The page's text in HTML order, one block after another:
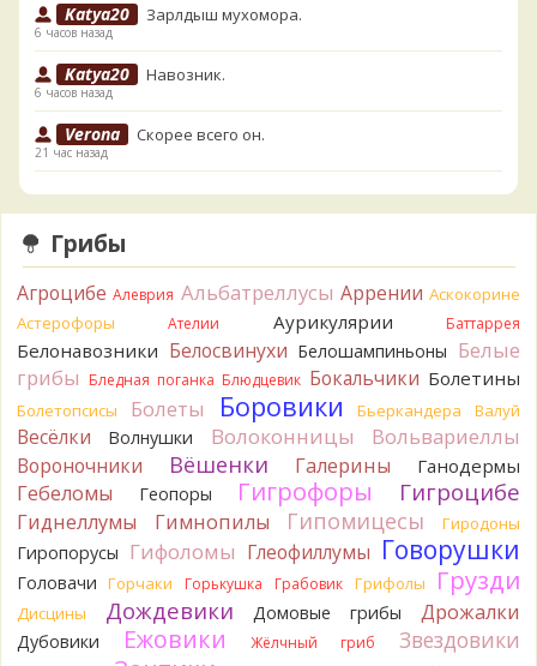
Katya20 Зарлдыш мухомора.
6 часов назад
Katya20 Навозник.
6 часов назад
Verona Скорее всего он.
21 час назад
Verona
Что-то из рядовок. Цвета на фото вряд ли
переданы правильно.
21 час назад
Правильно сделали, что не взяли.
21 час назад
BorisM Подгруздок чёрный, или близкие виды
21 час назад
BorisM Сдаётся мне, на земле и в руке - разные грибы.
21 час назад
Кирилл
Вони не было, но вода и гриб при варке
начали желтеть. Выкинул. Большое спасибо.
23 часа назад
Кирилл Спасибо.
23 часа назад
Tatiana_A
Да. Но они не все безоговорочно
съедобны.
Грибы
Агроцибе Алеврия Альбатреллусы Аррении Аскокорине
Астерофоры
Ателии Аурикулярии Баттаррея
Белонавозники Белосвинухи Белошампиньоны Белые
грибы Бледная поганка Блюдцевик Бокальчики Болетины
Болетопсисы Болеты Боровики Бьеркандера Валуй
Весёлки Волнушки Волоконницы Вольвариеллы
Вороночники Вёшенки Галерины Ганодермы
Гебеломы Геопоры Гигрофоры Гигроцибе
Гиднеллумы Гимнопилы Гипомицесы Гиродоны
Гиропорусы Гифоломы Глеофиллумы Говорушки
Головачи Горчаки Горькушка Грабовик Грифолы Грузди
Дисцины Дождевики Домовые грибы Дрожалки
Дубовики Ежовики Жёлчный гриб Звездовики